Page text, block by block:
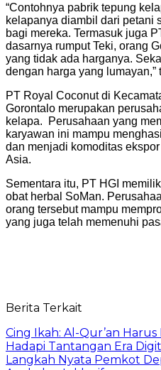
“Contohnya pabrik tepung
kelapanya diambil dari petani
bagi mereka. Termasuk juga
dasarnya rumput Teki, orang
yang tidak ada harganya.
dengan harga yang lumayan,”
PT Royal Coconut di
Gorontalo merupakan
kelapa. Perusahaan yang
karyawan ini mampu
dan menjadi komoditas
Asia.
Sementara itu, PT HGI
obat herbal SoMan.
orang tersebut mampu
yang juga telah memenuhi
Berita Terkait
Cing Ikah: Al-Qur’an
Hadapi Tantangan Era
Langkah Nyata Pemkot